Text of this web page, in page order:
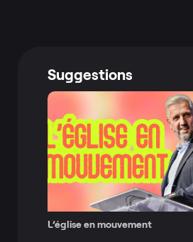
Suggestions
L’église en mouvement